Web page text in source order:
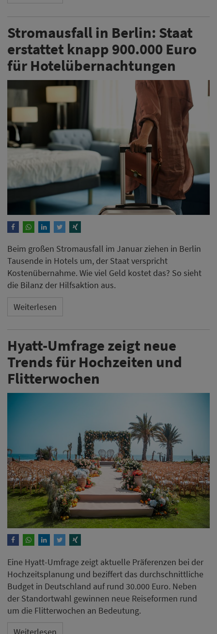
Stromausfall in Berlin: Staat
erstattet knapp 900.000 Euro
für Hotelübernachtungen
Beim großen Stromausfall im Januar ziehen in Berlin
Tausende in Hotels um, der Staat verspricht
Kostenübernahme. Wie viel Geld kostet das? So sieht
die Bilanz der Hilfsaktion aus.
Weiterlesen
Hyatt-Umfrage zeigt neue
Trends für Hochzeiten und
Flitterwochen
Eine Hyatt-Umfrage zeigt aktuelle Präferenzen bei der
Hochzeitsplanung und beziffert das durchschnittliche
Budget in Deutschland auf rund 30.000 Euro. Neben
der Standortwahl gewinnen neue Reiseformen rund
um die Flitterwochen an Bedeutung.